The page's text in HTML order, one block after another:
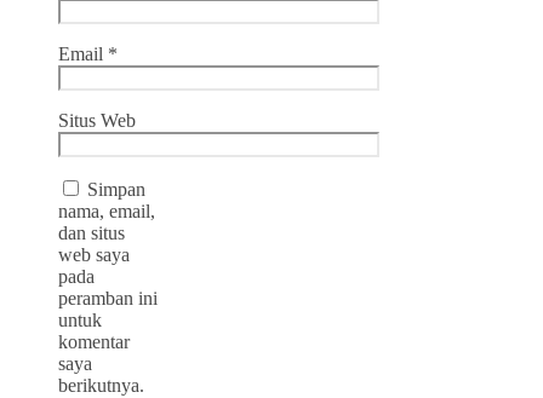
Email *
Situs Web
Simpan
nama, email,
dan situs
web saya
pada
peramban ini
untuk
komentar
saya
berikutnya.